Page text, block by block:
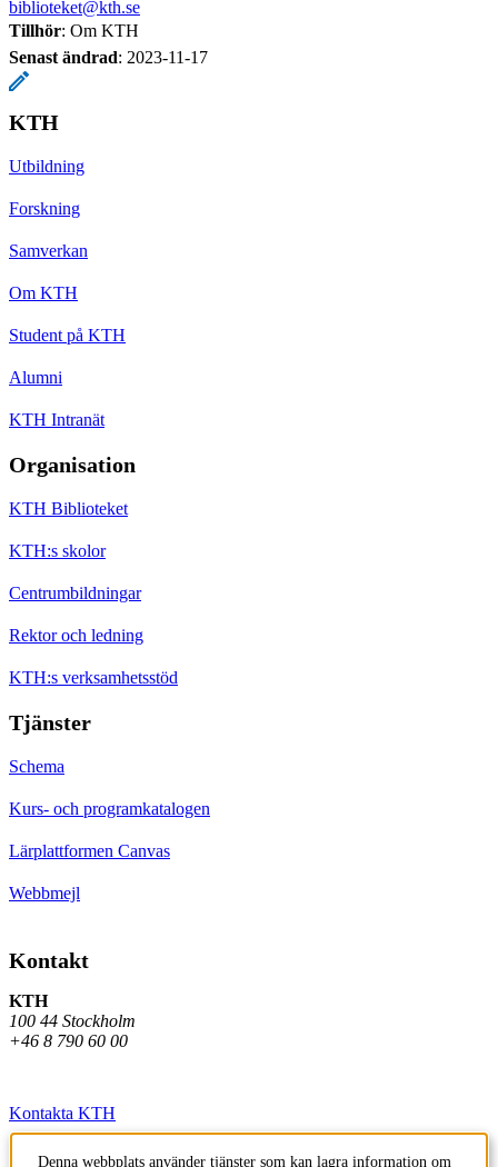
biblioteket@kth.se
Tillhör: Om KTH
Senast ändrad: 2023-11-17
KTH
Utbildning
Forskning
Samverkan
Om KTH
Student på KTH
Alumni
KTH Intranät
Organisation
KTH Biblioteket
KTH:s skolor
Centrumbildningar
Rektor och ledning
KTH:s verksamhetsstöd
Tjänster
Schema
Kurs- och programkatalogen
Lärplattformen Canvas
Webbmejl
Kontakt
KTH
100 44 Stockholm
+46 8 790 60 00
Kontakta KTH
Jobba på KTH
Denna webbplats använder tjänster som kan lagra information om